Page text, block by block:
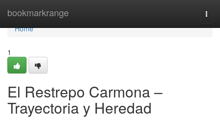
bookmarkrange
Home
Home
1
El Restrepo Carmona –
Trayectoria y Heredad